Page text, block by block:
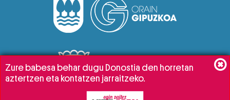
Zure babesa behar dugu Donostia den horretan
aztertzen eta kontatzen jarraitzeko.